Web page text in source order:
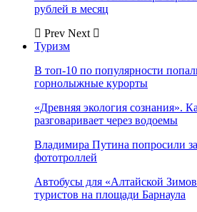
рублей в месяц
Prev Next
Туризм
В топ-10 по популярности
горнолыжные курорты
«Древняя экология сознания».
разговаривает через водоемы
Владимира Путина попросили
фототроллей
Автобусы для «Алтайской
туристов на площади Барнаула